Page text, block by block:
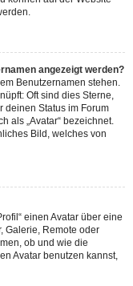
angezeigt werden?
Benutzernamen stehen.
Oft sind dies Sterne,
deinen Status im Forum
als „Avatar“ bezeichnet.
Bild, welches von
einen Avatar über eine
Galerie, Remote oder
ob und wie die
Avatar benutzen kannst,